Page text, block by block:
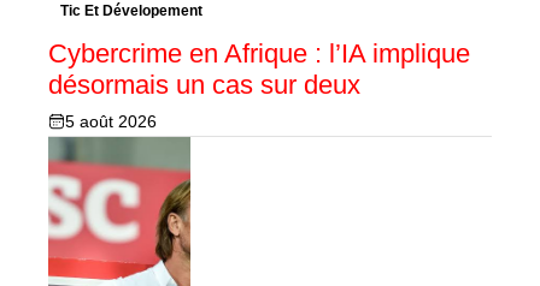
Tic Et Dévelopement
Cybercrime en Afrique : l’IA implique
désormais un cas sur deux
5 août 2026